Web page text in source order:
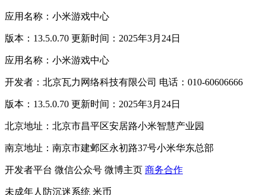
应用名称：小米游戏中心
版本：13.5.0.70 更新时间：2025年3月24日
应用名称：小米游戏中心
开发者：北京瓦力网络科技有限公司 电话：010-60606666
版本：13.5.0.70 更新时间：2025年3月24日
北京地址：北京市昌平区安居路小米智慧产业园
南京地址：南京市建邺区永初路37号小米华东总部
开发者平台 微信公众号 微博主页 商务合作
未成年人防沉迷系统 米币